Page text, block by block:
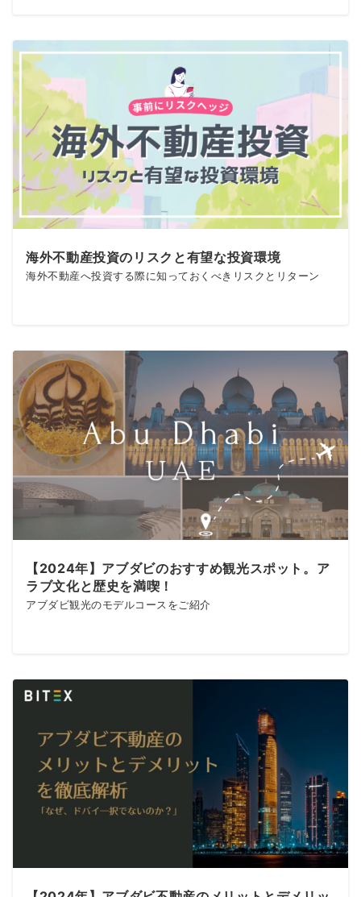
海外不動産投資のリスクと有望な投資環境
海外不動産へ投資する際に知っておくべきリスクとリターン
【2024年】アブダビのおすすめ観光スポット。ア
ラブ文化と歴史を満喫！
アブダビ観光のモデルコースをご紹介